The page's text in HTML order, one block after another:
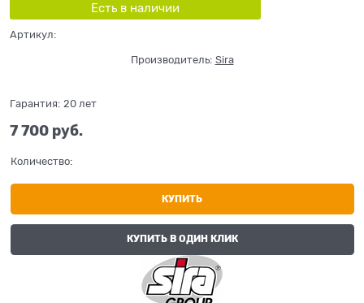
Есть в наличии
Артикул:
Производитель: Sira
Гарантия: 20 лет
7 700 руб.
Количество:
КУПИТЬ
КУПИТЬ В ОДИН КЛИК